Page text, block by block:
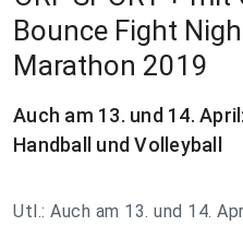
Bounce Fight
Marathon 2019
Auch am 13. und 14.
Handball und Volleyball
Utl.: Auch am 13. und 14.